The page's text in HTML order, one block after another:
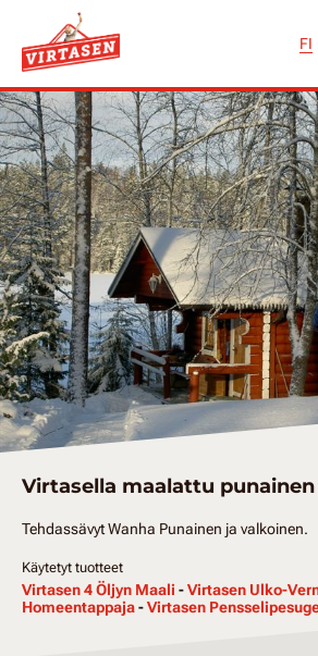
FI
Virtasella maalattu
Tehdassävyt Wanha Punainen ja valkoinen.
Käytetyt tuotteet
Virtasen 4 Öljyn Maali -Virtasen Ulko-
Homeentappaja-Virtasen